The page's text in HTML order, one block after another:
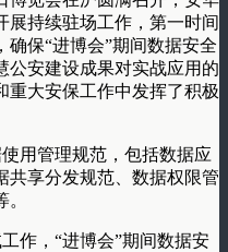
展持续驻场工作，第一时间
保“进博会”期间数据安全
公安建设成果对实战应用的
重大安保工作中发挥了积极
用管理规范，包括数据应
共享分发规范、数据权限管
作，“进博会”期间数据安